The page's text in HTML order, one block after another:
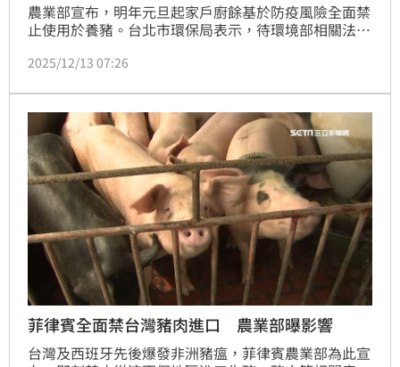
農業部宣布，明年元旦起家戶廚餘基於防疫風險全面禁
止使用於養豬。台北市環保局表示，待環境部相關法規
式去化。
2025/12/13 07:26
菲律賓全面禁台灣豬肉進口 農業部曝影響
台灣及西班牙先後爆發非洲豬瘟，菲律賓農業部為此宣